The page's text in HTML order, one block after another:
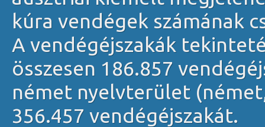
kúra vendégek számának
A vendégéjszakák
összesen 186.857
német nyelvterület
356.457 vendégéjszakát.